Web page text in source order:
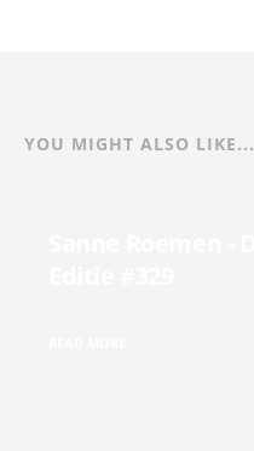
YOU MIGHT ALSO LIKE...